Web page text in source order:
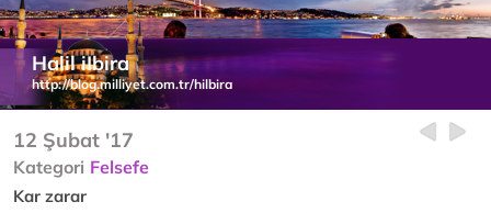
Halil iIbira
http://blog.milliyet.com.tr/hilbira
12 Şubat '17
Kategori Felsefe
Kar zarar